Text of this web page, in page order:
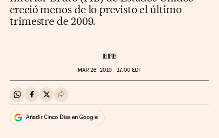
creció menos de lo previsto el último
trimestre de 2009.
EFE
MAR 26, 2010 - 17:00EDT
Compartir en Whatsapp
Compartir en Facebook
Compartir en Twitter
Desplegar Redes Sociales
Añadir Cinco Días en Google